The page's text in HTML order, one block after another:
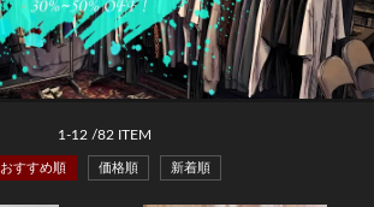
1-12 /82 ITEM
おすすめ順 価格順 新着順